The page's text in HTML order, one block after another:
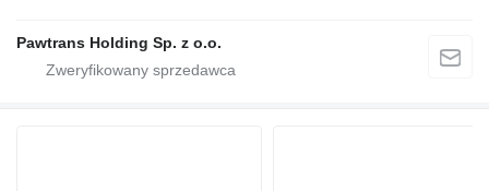
Pawtrans Holding Sp. z o.o.